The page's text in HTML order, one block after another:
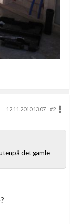
12.11.2010 13.07
#2
det gamle